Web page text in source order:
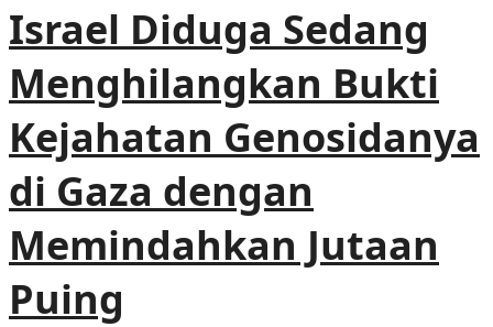
Israel Diduga Sedang
Menghilangkan Bukti
Kejahatan Genosidanya
di Gaza dengan
Memindahkan Jutaan
Puing